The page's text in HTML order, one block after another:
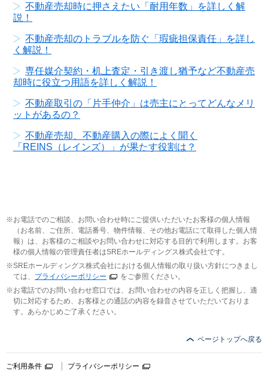
不動産売却時に押さえたい「耐用年数」を詳しく解
説！
不動産売却のトラブルを防ぐ「瑕疵担保責任」を詳し
く解説！
専任媒介契約・机上査定・引き渡し猶予など不動産売
却時に役立つ用語を詳しく解説！
不動産取引の「片手仲介」は売主にとってどんなメリ
ットがあるの？
不動産売却、不動産購入の際によく聞く
「REINS（レインズ）」が果たす役割は？
お電話でのご相談、お問い合わせ時にご提供いただいたお客様の個人情報
（お名前、ご住所、電話番号、物件情報、その他お電話にて取得した個人情
報）は、お客様のご相談やお問い合わせに対応する目的で利用します。お客
様の個人情報の管理責任者はSREホールディングス株式会社です。
SREホールディングス株式会社における個人情報の取り扱い方針につきまし
ては、 プライバシーポリシー
をご参照ください。
お電話でのお問い合わせ窓口では、お問い合わせの内容を正しく把握し、適
切に対応するため、お客様との通話の内容を録音させていただいておりま
す。あらかじめご了承ください。
ページトップへ戻る
ご利用条件 プライバシーポリシー